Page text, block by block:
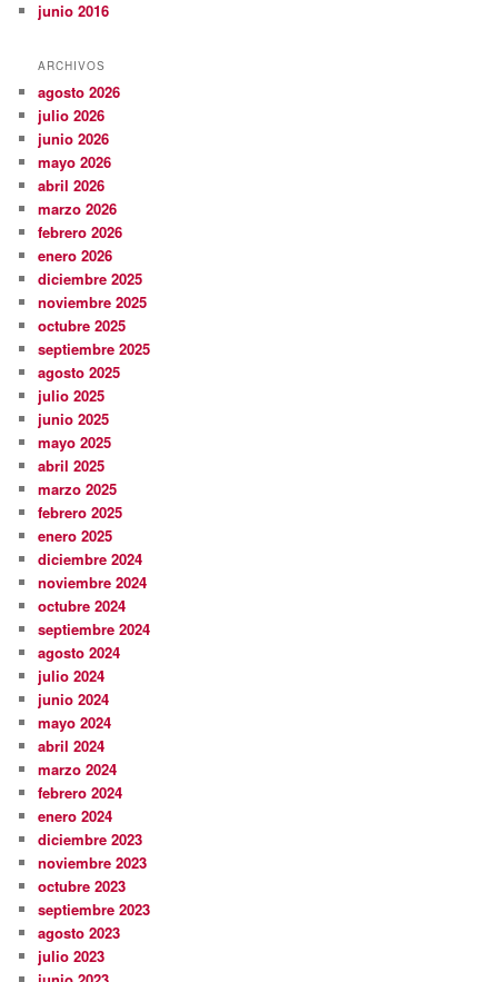
junio 2016
ARCHIVOS
agosto 2026
julio 2026
junio 2026
mayo 2026
abril 2026
marzo 2026
febrero 2026
enero 2026
diciembre 2025
noviembre 2025
octubre 2025
septiembre 2025
agosto 2025
julio 2025
junio 2025
mayo 2025
abril 2025
marzo 2025
febrero 2025
enero 2025
diciembre 2024
noviembre 2024
octubre 2024
septiembre 2024
agosto 2024
julio 2024
junio 2024
mayo 2024
abril 2024
marzo 2024
febrero 2024
enero 2024
diciembre 2023
noviembre 2023
octubre 2023
septiembre 2023
agosto 2023
julio 2023